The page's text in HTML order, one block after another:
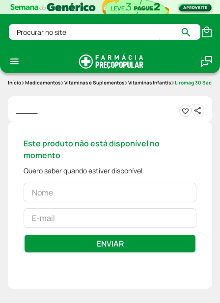
Procurar no site
Medicamentos Vitaminas e Suplementos Vitaminas Infantis Liromag 30 Saches
Este produto não está disponível no
momento
Quero saber quando estiver disponível
ENVIAR